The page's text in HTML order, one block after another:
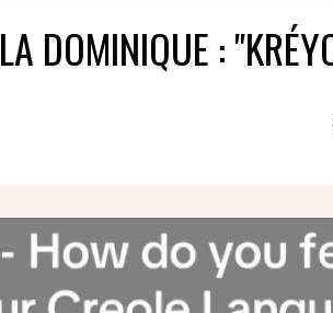
LA DOMINIQUE :